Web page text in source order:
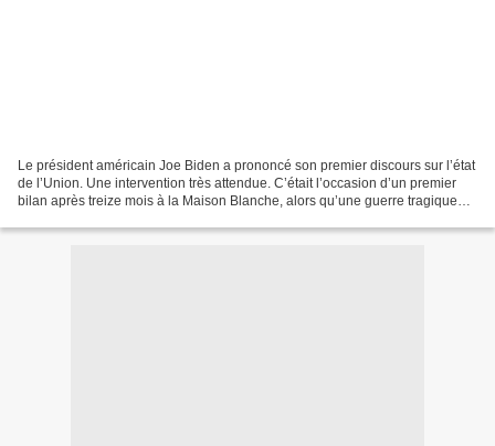
Le président américain Joe Biden a prononcé son premier discours sur l’état
de l’Union. Une intervention très attendue. C’était l’occasion d’un premier
bilan après treize mois à la Maison Blanche, alors qu’une guerre tragique